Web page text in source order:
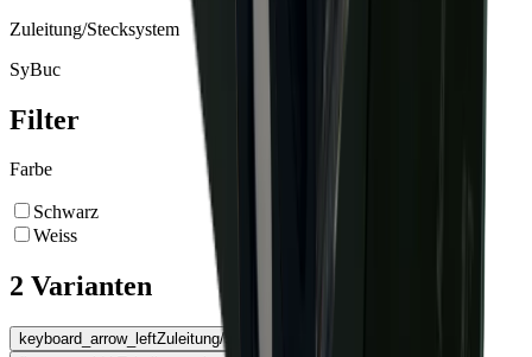
Zuleitung/Stecksystem
SyBuc
Filter
Farbe
Schwarz
Weiss
2 Varianten
keyboard_arrow_leftZuleitung/Stecksystem